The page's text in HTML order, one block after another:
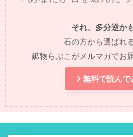
それ、多分逆か
石の方から選ばれ
鉱物らぶこがメルマガでお
無料で読んで